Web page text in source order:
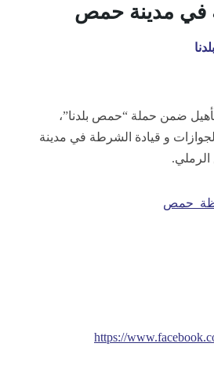
في مدينة حمص
ضمن حملة “حمص بلدنا”،
و قيادة الشرطة في مدينة
https://